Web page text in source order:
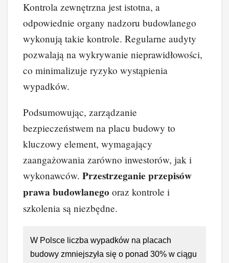
Kontrola zewnętrzna jest istotna, a
odpowiednie organy nadzoru budowlanego
wykonują takie kontrole. Regularne audyty
pozwalają na wykrywanie nieprawidłowości,
co minimalizuje ryzyko wystąpienia
wypadków.
Podsumowując, zarządzanie
bezpieczeństwem na placu budowy to
kluczowy element, wymagający
zaangażowania zarówno inwestorów, jak i
wykonawców. Przestrzeganie przepisów
prawa budowlanego oraz kontrole i
szkolenia są niezbędne.
W Polsce liczba wypadków na placach
budowy zmniejszyła się o ponad 30% w ciągu